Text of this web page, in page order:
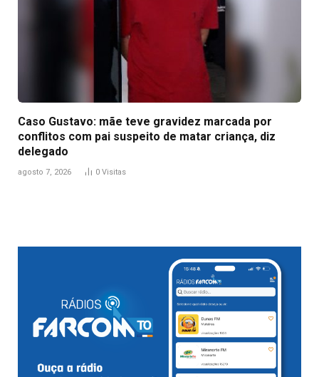
Caso Gustavo: mãe teve gravidez marcada por
conflitos com pai suspeito de matar criança, diz
delegado
agosto 7, 2026 0 Visitas